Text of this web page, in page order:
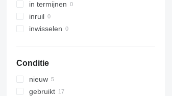
Vario
Viano
Vito
T-series
TRM
Trafic
V90
VM
VNL
in termijnen
inruil
inwisselen
Conditie
nieuw
gebruikt